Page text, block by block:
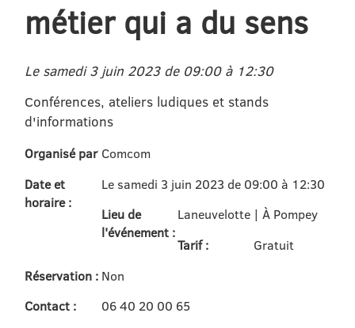
métier qui a du sens
Le samedi 3 juin 2023 de 09:00 à 12:30
Conférences, ateliers ludiques et stands
d'informations
Organisé par Comcom
Date et
horaire :
Le samedi 3 juin 2023 de 09:00 à 12:30
Lieu de
l'événement :
Laneuvelotte | À Pompey
Tarif :
Gratuit
Réservation : Non
Contact :
06 40 20 00 65